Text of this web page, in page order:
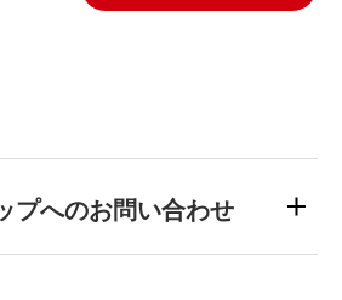
プへのお問い合わせ